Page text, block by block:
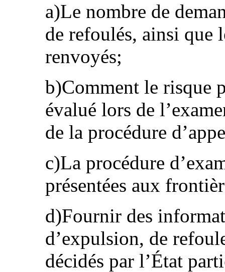
a)Le nombre de
de refoulés, ainsi que
renvoyés;
b)Comment le risque
évalué lors de
de la procédure
c)La procédure
présentées aux
d)Fournir des
d’expulsion, de
décidés par l’État